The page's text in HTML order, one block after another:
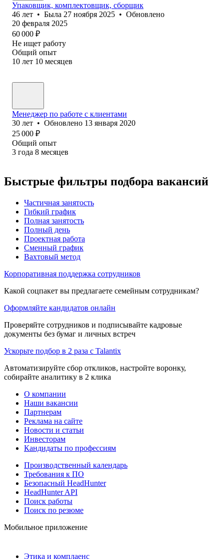
Упаковщик, комплектовщик, сборщик
46 лет • Была 27 ноября 2025 • Обновлено
20 февраля 2025
60 000 ₽
Не ищет работу
Общий опыт
10 лет 10 месяцев
Менеджер по работе с клиентами
30 лет • Обновлено 13 января 2020
25 000 ₽
Общий опыт
3 года 8 месяцев
Быстрые фильтры подбора вакансий
Частичная занятость
Гибкий график
Полная занятость
Полный день
Проектная работа
Сменный график
Вахтовый метод
Корпоративная поддержка сотрудников
Какой соцпакет вы предлагаете семейным сотрудникам?
Оформляйте кандидатов онлайн
Проверяйте сотрудников и подписывайте кадровые
документы без бумаг и личных встреч
Ускорьте подбор в 2 раза с Talantix
Автоматизируйте сбор откликов, настройте воронку,
собирайте аналитику в 2 клика
О компании
Наши вакансии
Партнерам
Реклама на сайте
Новости и статьи
Инвесторам
Кандидаты по профессиям
Производственный календарь
Требования к ПО
Безопасный HeadHunter
HeadHunter API
Поиск работы
Поиск по резюме
Мобильное приложение
Этика и комплаенс